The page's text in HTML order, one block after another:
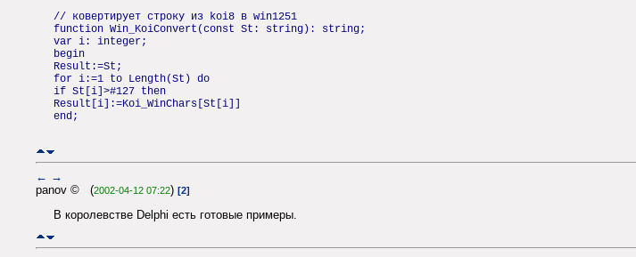
// ковертирует строку из koi8 в win1251
function Win_KoiConvert(const St: string): string;
var i: integer;
begin
Result:=St;
for i:=1 to Length(St) do
if St[i]>#127 then
Result[i]:=Koi_WinChars[St[i]]
end;
← →
panov © (2002-04-12 07:22) [2]
В королевстве Delphi есть готовые примеры.